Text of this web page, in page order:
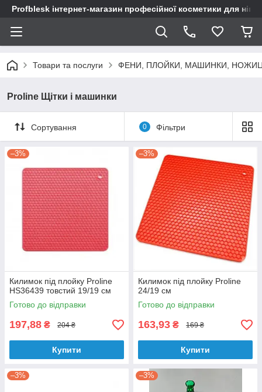
Profblesk інтернет-магазин професійної косметики для
Товари та послуги ФЕНИ, ПЛОЙКИ, МАШИНКИ,
Proline Щітки і машинки
Сортування 0 Фільтри
–3%
Килимок під плойку Proline
HS36439 товстий 19/19 см
Готово до відправки
197,88 ₴ 204 ₴
Купити
–3%
Килимок під плойку Proline
24/19 см
Готово до відправки
163,93 ₴ 169 ₴
Купити
–3% –3%